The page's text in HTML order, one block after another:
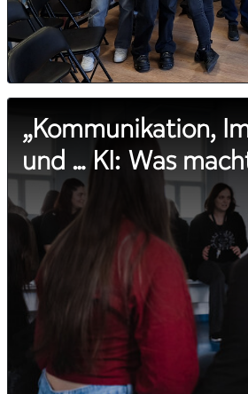
„Kommunikation,
und … KI: Was
menschlich?“ –
des TNRS
wöchentliche
Gymnasiasten